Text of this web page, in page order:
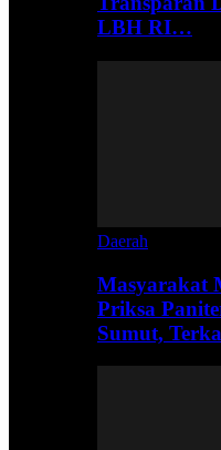
LBH RI…
Daerah
Masyarakat
Priksa
Sumut,